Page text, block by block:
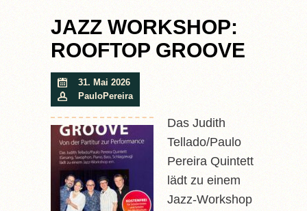
JAZZ WORKSHOP:
ROOFTOP GROOVE
31. Mai 2026
PauloPereira
Das Judith
Tellado/Paulo
Pereira Quintett
lädt zu einem
Jazz-Workshop